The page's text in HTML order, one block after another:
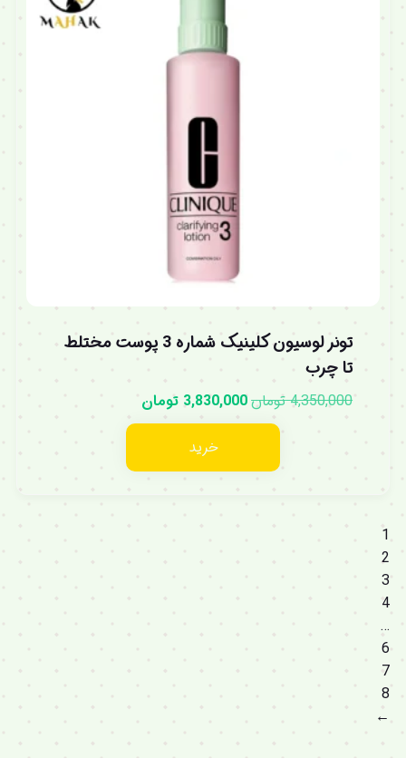
تونر لوسیون کلینیک شماره 3 پوست مختلط
تا چرب
4,350,000 تومان3,830,000 تومان
خرید
1
2
3
4
…
6
7
8
←